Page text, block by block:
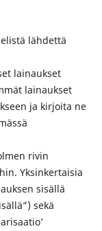
lähdettä
lainaukset
lainaukset
ja kirjoita ne
rivin
Yksinkertaisia
sisällä
sekä